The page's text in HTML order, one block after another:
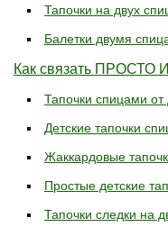
Тапочки на двух
Балетки двумя
Как связать ПРОСТО
Тапочки спицами
Детские тапочки
Жаккардовые
Простые детские
Тапочки следки на